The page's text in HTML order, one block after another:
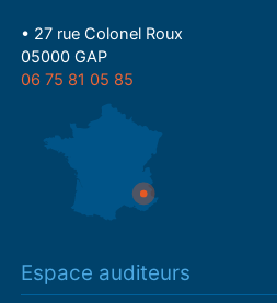
• 27 rue Colonel Roux
05000 GAP
06 75 81 05 85
Espace auditeurs